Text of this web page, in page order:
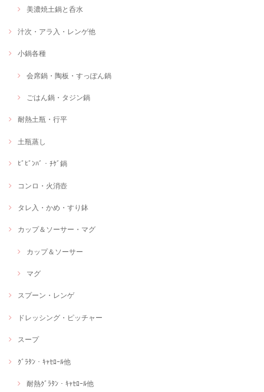
美濃焼土鍋と呑水
汁次・アラ入・レンゲ他
小鍋各種
会席鍋・陶板・すっぽん鍋
ごはん鍋・タジン鍋
耐熱土瓶・行平
土瓶蒸し
ﾋﾞﾋﾞﾝﾊﾞ・ﾁｹﾞ鍋
コンロ・火消壺
タレ入・かめ・すり鉢
カップ＆ソーサー・マグ
カップ＆ソーサー
マグ
スプーン・レンゲ
ドレッシング・ピッチャー
スープ
ｸﾞﾗﾀﾝ・ｷｬｾﾛｰﾙ他
耐熱ｸﾞﾗﾀﾝ・ｷｬｾﾛｰﾙ他